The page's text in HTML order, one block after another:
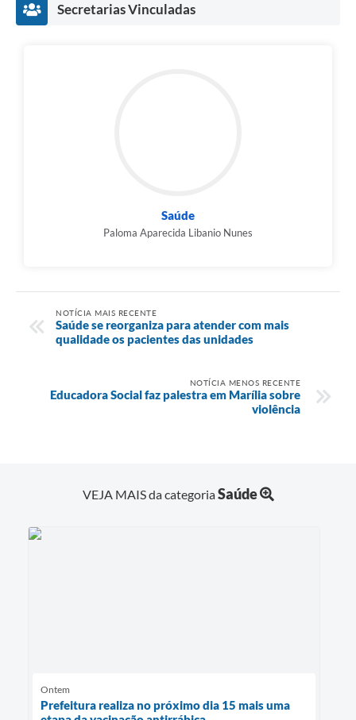
Secretarias Vinculadas
Saúde
Paloma Aparecida Libanio Nunes
NOTÍCIA MAIS RECENTE
Saúde se reorganiza para atender com mais
qualidade os pacientes das unidades
NOTÍCIA MENOS RECENTE
Educadora Social faz palestra em Marília sobre
violência
VEJA MAIS da categoriaSaúde
Ontem
Prefeitura realiza no próximo dia 15 mais uma